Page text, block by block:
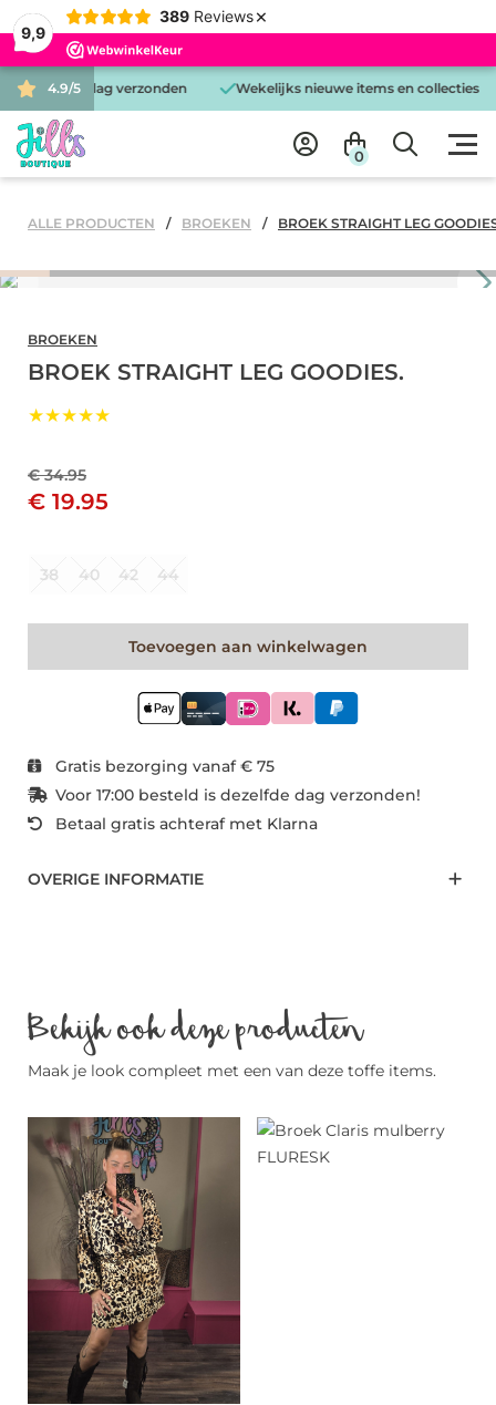
9,9
389 Reviews ×
4.9/5
is dezelfde dag verzonden Wekelijks nieuwe items en collecties
0
ALLE PRODUCTEN BROEKEN BROEK STRAIGHT LEG
BROEKEN
BROEK STRAIGHT LEG GOODIES.
★★★★★
€ 34.95
€ 19.95
38 40 42 44
Toevoegen aan winkelwagen
Gratis bezorging vanaf € 75
Voor 17:00 besteld is dezelfde dag verzonden!
Betaal gratis achteraf met Klarna
OVERIGE INFORMATIE
Bekijk ook deze producten
Maak je look compleet met een van deze toffe items.